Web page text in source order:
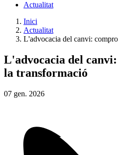
Actualitat
Inici
Actualitat
L'advocacia del canvi:
L'advocacia del
la transformació
07 gen. 2026